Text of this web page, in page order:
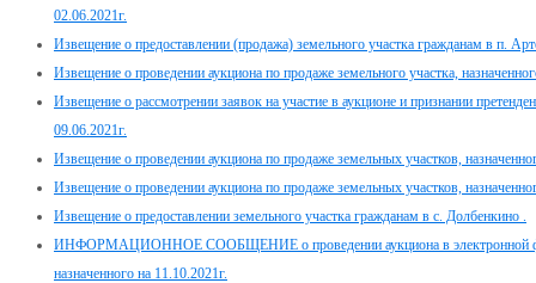
02.06.2021г.
Извещение о предоставлении (продажа) земельного участка гражданам в п.
Извещение о проведении аукциона по продаже земельного участка,
Извещение о рассмотрении заявок на участие в аукционе и признании
09.06.2021г.
Извещение о проведении аукциона по продаже земельных участков,
Извещение о проведении аукциона по продаже земельных участков,
Извещение о предоставлении земельного участка гражданам в с. Долбенкино .
ИНФОРМАЦИОННОЕ СООБЩЕНИЕ о проведении аукциона в электронной
назначенного на 11.10.2021г.